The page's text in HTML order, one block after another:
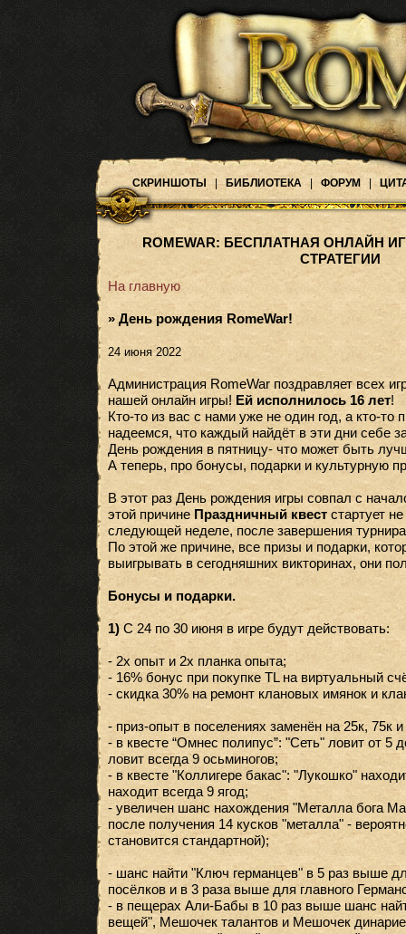
СКРИНШОТЫ БИБЛИОТЕКА ФОРУМ
ROMEWAR: БЕСПЛАТНАЯ ОНЛАЙН
СТРАТЕГИИ
На главную
» День рождения RomeWar!
24 июня 2022
Администрация RomeWar поздравляет всех
нашей онлайн игры! Ей исполнилось 16 лет!
Кто-то из вас с нами уже не один год, а кто-то
надеемся, что каждый найдёт в эти дни себе
День рождения в пятницу- что может быть
А теперь, про бонусы, подарки и культурную
В этот раз День рождения игры совпал с
этой причинеПраздничный квестстартует
следующей неделе, после завершения
По этой же причине, все призы и подарки,
выигрывать в сегодняшних викторинах, они
Бонусы и подарки.
1)С 24 по 30 июня в игре будут действовать:
- 2х опыт и 2х планка опыта;
- 16% бонус при покупке TL на виртуальный
- скидка 30% на ремонт клановых имянок и
- приз-опыт в поселениях заменён на 25к, 75к
- в квесте “Омнес полипус”: "Сеть" ловит от 5
ловит всегда 9 осьминогов;
- в квесте "Коллигере бакас": "Лукошко"
находит всегда 9 ягод;
- увеличен шанс нахождения "Металла бога
после получения 14 кусков "металла" -
становится стандартной);
- шанс найти "Ключ германцев" в 5 раз выше
посёлков и в 3 раза выше для главного
- в пещерах Али-Бабы в 10 раз выше шанс
вещей", Мешочек талантов и Мешочек